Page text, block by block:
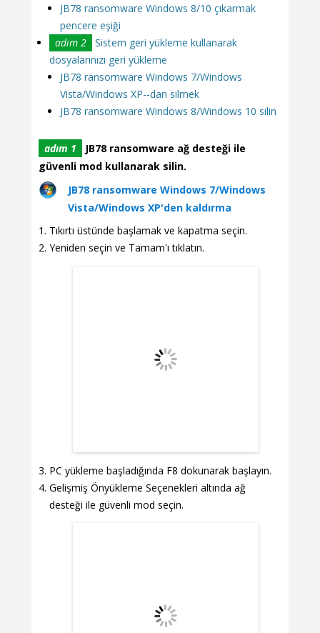
JB78 ransomware Windows 8/10 çıkarmak
pencere eşiği
adım 2
Sistem geri yükleme kullanarak
dosyalarınızı geri yükleme
JB78 ransomware Windows 7/Windows
Vista/Windows XP--dan silmek
JB78 ransomware Windows 8/Windows 10 silin
adım 1
JB78 ransomware ağ desteği ile
güvenli mod kullanarak silin.
JB78 ransomware Windows 7/Windows
Vista/Windows XP'den kaldırma
Tıkırtı üstünde başlamak ve kapatma seçin.
Yeniden seçin ve Tamam'ı tıklatın.
PC yükleme başladığında F8 dokunarak başlayın.
Gelişmiş Önyükleme Seçenekleri altında ağ
desteği ile güvenli mod seçin.